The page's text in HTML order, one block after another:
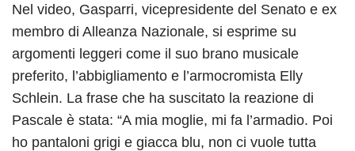
Nel video, Gasparri, vicepresidente del Senato e ex
membro di Alleanza Nazionale, si esprime su
argomenti leggeri come il suo brano musicale
preferito, l’abbigliamento e l’armocromista Elly
Schlein. La frase che ha suscitato la reazione di
Pascale è stata: “A mia moglie, mi fa l’armadio. Poi
ho pantaloni grigi e giacca blu, non ci vuole tutta